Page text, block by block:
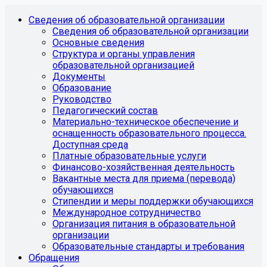
Сведения об образовательной организации
Сведения об образовательной организации
Основные сведения
Структура и органы управления
образовательной организацией
Документы
Образование
Руководство
Педагогический состав
Материально-техническое обеспечение и
оснащенность образовательного процесса.
Доступная среда
Платные образовательные услуги
Финансово-хозяйственная деятельность
Вакантные места для приема (перевода)
обучающихся
Стипендии и меры поддержки обучающихся
Международное сотрудничество
Организация питания в образовательной
организации
Образовательные стандарты и требования
Обращения